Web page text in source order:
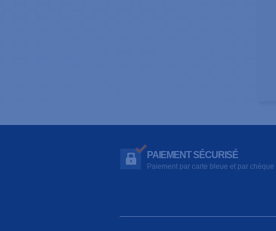
PAIEMENT SÉCURISÉ
Paiement par carte bleue et par chèque